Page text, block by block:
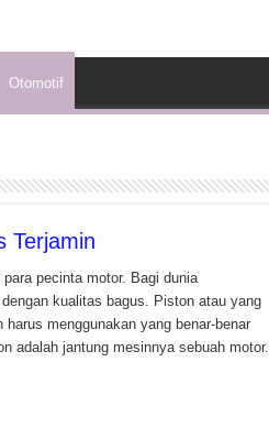
Otomotif
Terjamin
pecinta motor. Bagi dunia
kualitas bagus. Piston atau yang
menggunakan yang benar-benar
adalah jantung mesinnya sebuah motor.